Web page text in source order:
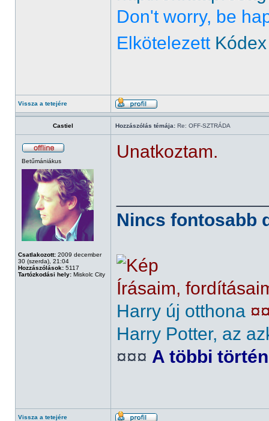
Don't worry, be
Elkötelezett Kódex
Vissza a tetejére
Castiel Hozzászólás témája: Re: OFF-SZTRÁDA
Betűmániákus
Csatlakozott: 2009 december
30 (szerda), 21:04
Hozzászólások: 5117
Tartózkodási hely: Miskolc City
Unatkoztam.
Nincs fontosabb
Írásaim,
Harry új otthona
Harry Potter, az
¤¤¤ A többi
Vissza a tetejére